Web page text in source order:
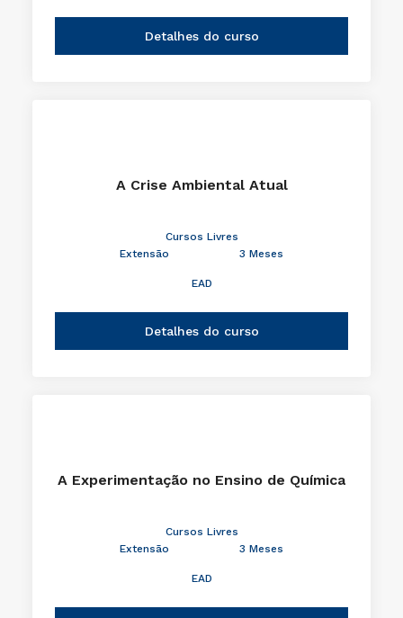
Detalhes do curso
A Crise Ambiental Atual
Cursos Livres
Extensão
3 Meses
EAD
Detalhes do curso
A Experimentação no Ensino de Química
Cursos Livres
Extensão
3 Meses
EAD